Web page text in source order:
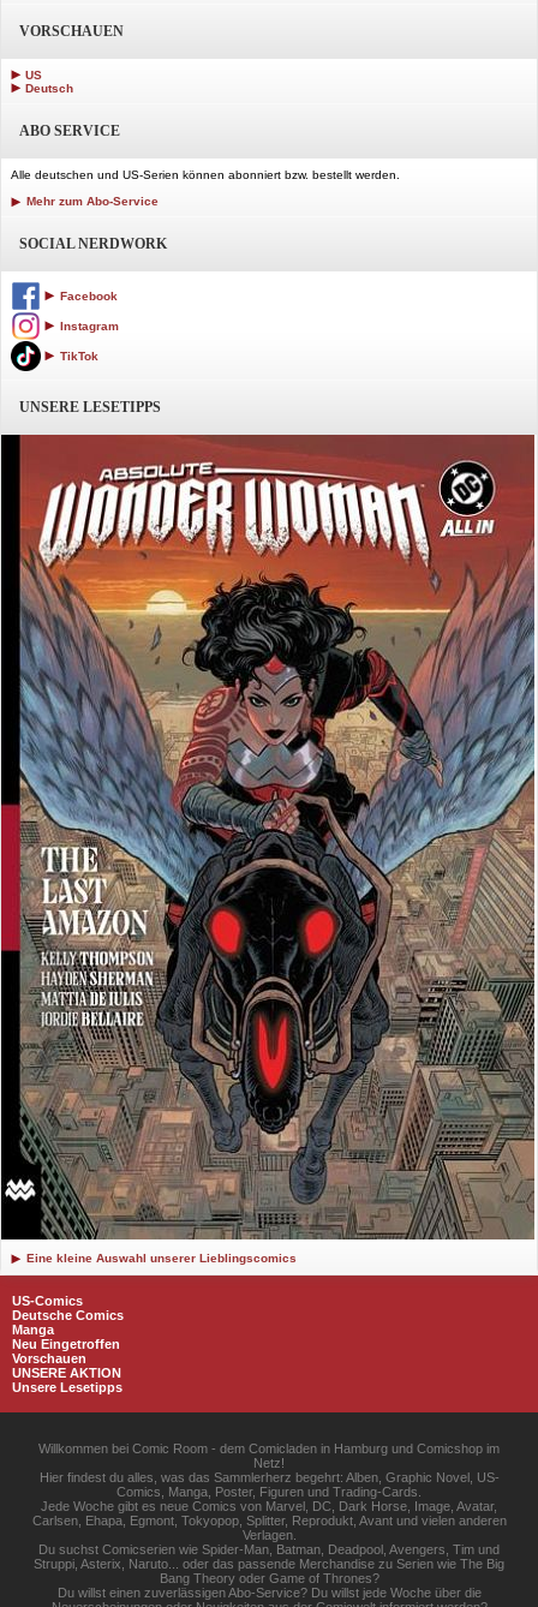
VORSCHAUEN
US
Deutsch
ABO SERVICE
Alle deutschen und US-Serien können abonniert bzw. bestellt werden.
Mehr zum Abo-Service
SOCIAL NERDWORK
Facebook
Instagram
TikTok
UNSERE LESETIPPS
Eine kleine Auswahl unserer Lieblingscomics
US-Comics
Deutsche Comics
Manga
Neu Eingetroffen
Vorschauen
UNSERE AKTION
Unsere Lesetipps
Willkommen bei Comic Room - dem Comicladen in Hamburg und Comicshop im
Netz!
Hier findest du alles, was das Sammlerherz begehrt: Alben, Graphic Novel, US-
Comics, Manga, Poster, Figuren und Trading-Cards.
Jede Woche gibt es neue Comics von Marvel, DC, Dark Horse, Image, Avatar,
Carlsen, Ehapa, Egmont, Tokyopop, Splitter, Reprodukt, Avant und vielen anderen
Verlagen.
Du suchst Comicserien wie Spider-Man, Batman, Deadpool, Avengers, Tim und
Struppi, Asterix, Naruto... oder das passende Merchandise zu Serien wie The Big
Bang Theory oder Game of Thrones?
Du willst einen zuverlässigen Abo-Service? Du willst jede Woche über die